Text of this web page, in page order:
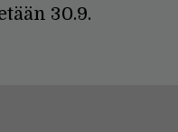
30.9.